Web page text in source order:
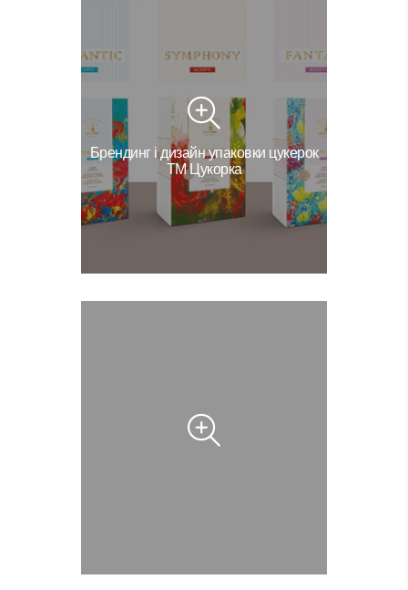
Брендинг і дизайн упаковки цукерок
ТМ Цукорка